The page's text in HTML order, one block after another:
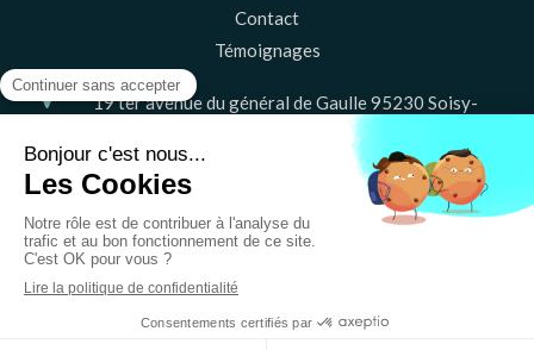
Contact
Témoignages
19 ter avenue du général de Gaulle95230 Soisy-
sous-Montmorency
LeVendredi 20h30
Mentions légales
©2023 Vie Terre Happy - Psychothérapie